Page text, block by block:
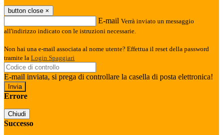
button close ×
E-mail Verrà inviato un messaggio
all'indirizzo indicato con le istruzioni necessarie.
Non hai una e-mail associata al nome utente? Effettua il reset della password
tramite la Login Spaggiari
E-mail inviata, si prega di controllare la casella di posta elettronica!
Errore
Chiudi
Successo